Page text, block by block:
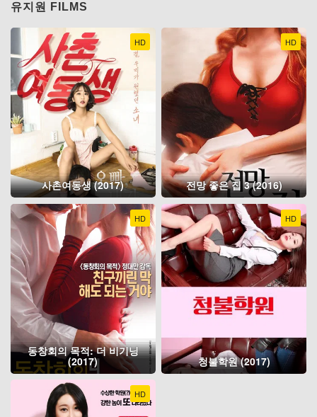
유지원 FILMS
HD
사촌여동생 (2017)
HD
전망 좋은 집 3 (2016)
HD
동창회의 목적: 더 비기닝
(2017)
HD
청불학원 (2017)
HD